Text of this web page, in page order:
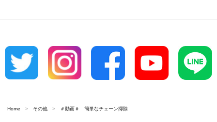
Home その他 ＃動画＃ 簡単なチェーン掃除